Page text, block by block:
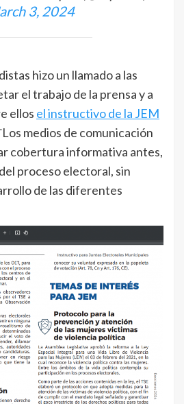
3, 2024
hizo un llamado a las
el trabajo de la prensa y a
ellos el instructivo de la JEM
medios de comunicación
cobertura informativa antes,
proceso electoral, sin
de las diferentes